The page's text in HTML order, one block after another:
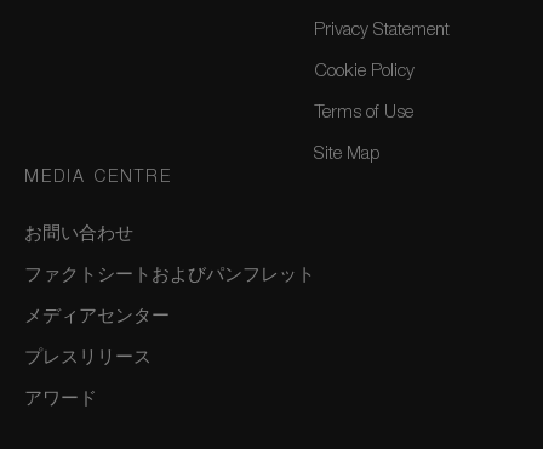
Privacy Statement
Cookie Policy
Terms of Use
Site Map
MEDIA CENTRE
お問い合わせ
ファクトシートおよびパンフレット
メディアセンター
プレスリリース
アワード